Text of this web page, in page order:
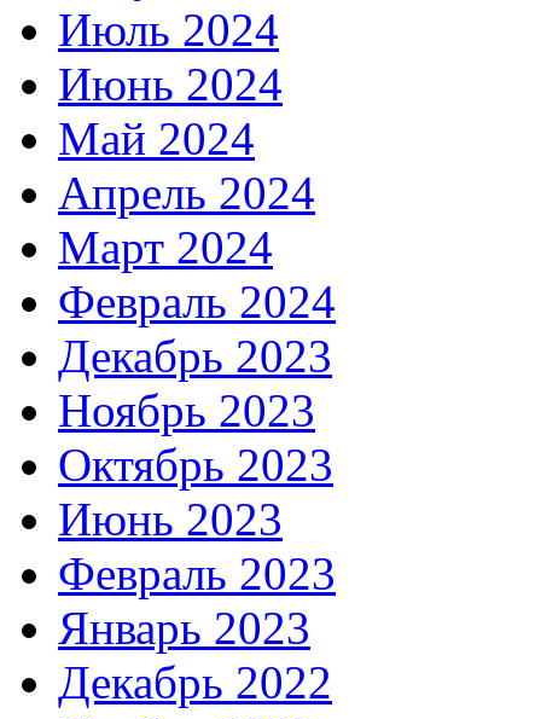
Июль 2024
Июнь 2024
Май 2024
Апрель 2024
Март 2024
Февраль 2024
Декабрь 2023
Ноябрь 2023
Октябрь 2023
Июнь 2023
Февраль 2023
Январь 2023
Декабрь 2022